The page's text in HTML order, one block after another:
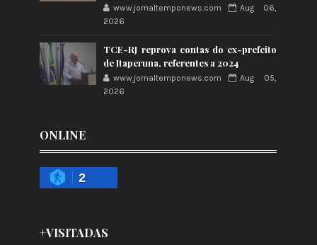
www.jornaltemponews.com
Aug 06,
2026
TCE-RJ reprova contas do ex-prefeito
de Itaperuna, referentes a 2024
www.jornaltemponews.com
Aug 05,
2026
ONLINE
2
+VISITADAS